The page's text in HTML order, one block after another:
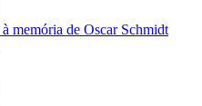
memória de Oscar Schmidt